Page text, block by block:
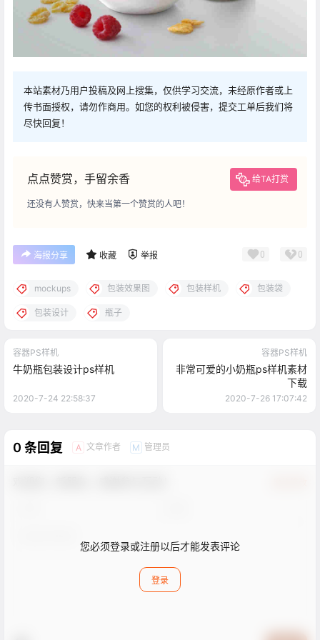
本站素材乃用户投稿及网上搜集，仅供学习交流，未经原作者或上
传书面授权，请勿作商用。如您的权利被侵害，提交工单后我们将
尽快回复！
点点赞赏，手留余香 给TA打赏
还没有人赞赏，快来当第一个赞赏的人吧！
海报分享 收藏 举报 0 0
mockups 包装效果图 包装样机 包装袋
包装设计 瓶子
容器PS样机
牛奶瓶包装设计ps样机
2020-7-24 22:58:37
容器PS样机
非常可爱的小奶瓶ps样机素材
下载
2020-7-26 17:07:42
0 条回复 A 文章作者 M 管理员
您必须登录或注册以后才能发表评论
登录